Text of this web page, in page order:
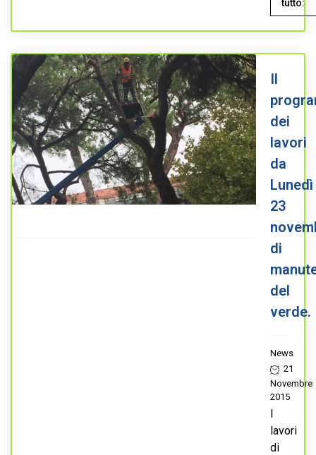
tutto:
Il
dei
lavori
da
Lunedì
23
di
del
verde.
News
21
Novembre
2015
I
lavori
di